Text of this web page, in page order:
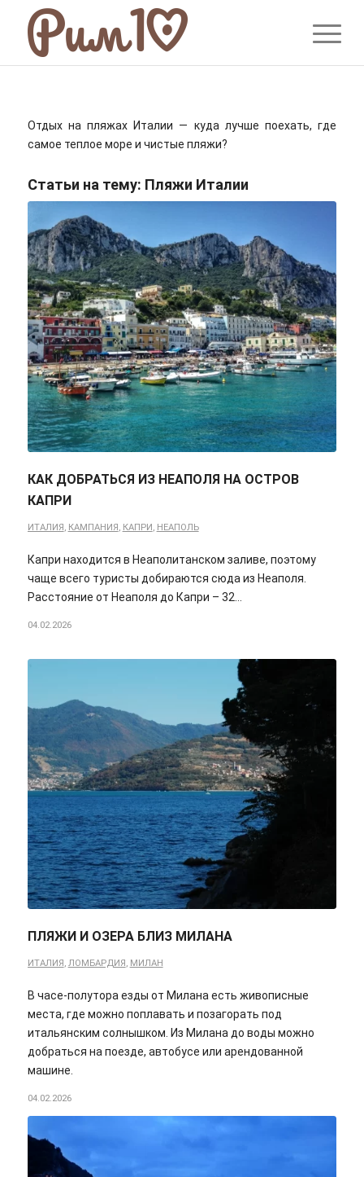
Отдых на пляжах Италии — куда лучше поехать, где
самое теплое море и чистые пляжи?
Статьи на тему: Пляжи Италии
КАК ДОБРАТЬСЯ ИЗ НЕАПОЛЯ НА ОСТРОВ
КАПРИ
ИТАЛИЯ КАМПАНИЯ КАПРИ НЕАПОЛЬ
Капри находится в Неаполитанском заливе, поэтому
чаще всего туристы добираются сюда из Неаполя.
Расстояние от Неаполя до Капри – 32…
04.02.2026
ПЛЯЖИ И ОЗЕРА БЛИЗ МИЛАНА
ИТАЛИЯ , ЛОМБАРДИЯ , МИЛАН
В часе-полутора езды от Милана есть живописные
места, где можно поплавать и позагорать под
итальянским солнышком. Из Милана до воды можно
добраться на поезде, автобусе или арендованной
машине.
04.02.2026